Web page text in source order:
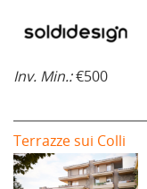
Inv. Min.:€500
Terrazze sui Colli